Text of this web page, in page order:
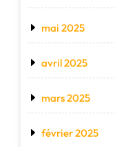
mai 2025
avril 2025
mars 2025
février 2025